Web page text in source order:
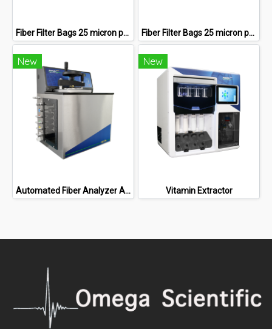
Fiber Filter Bags 25 micron porosity- 1000 Count. Fiber Filter Bags 25 micron porosity- 200 Count.
New
Automated Fiber Analyzer ANKOM DELTA
New
Vitamin Extractor